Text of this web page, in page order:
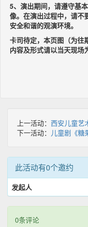
5、演出期间，请遵守基
像。在演出过程中，请不
安全和谐的观演环境。
卡司待定，本页图（为往
内容及形式请以当天现场
上一活动： 西安儿童艺
下一活动： 儿童剧《糖
此活动有0个邀约
发起人
0条评论